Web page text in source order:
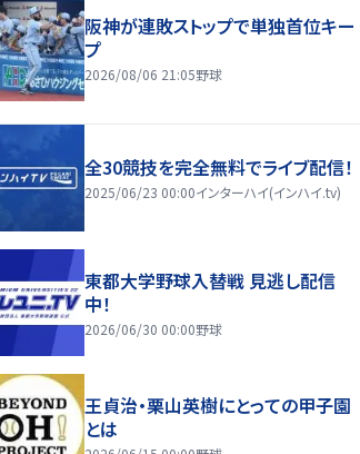
阪神が連敗ストップで単独首位キー
プ
2026/08/06 21:05野球
全30競技を完全無料でライブ配信！
2025/06/23 00:00インターハイ(インハイ.tv)
東都大学野球入替戦 見逃し配信
中！
2026/06/30 00:00野球
王貞治・栗山英樹にとっての甲子園
とは